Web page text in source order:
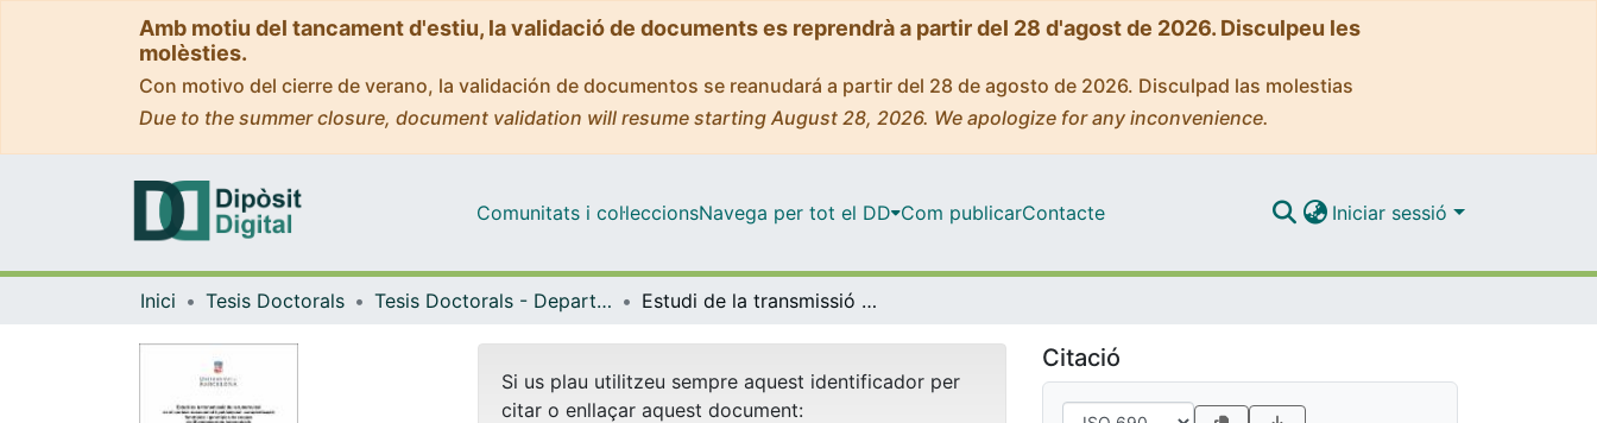
Amb motiu del tancament d'estiu, la validació de documents es reprendrà a partir del 28 d'agost de 2026. Disculpeu les
molèsties.
Con motivo del cierre de verano, la validación de documentos se reanudará a partir del 28 de agosto de 2026. Disculpad las molestias
Due to the summer closure, document validation will resume starting August 28, 2026. We apologize for any inconvenience.
Comunitats i col·leccionsNavega per tot el DD Com publicarContacte Iniciar sessió
Inici Tesis Doctorals Tesis Doctorals - Departament - Microbiologia i Parasitologia Sanitàries Estudi de la transmissió de la tuberculosi en el context nosocomial i poblacional: caracterització fenotípica i genotípica de soques de Mycobacterium tuberculosis
Si us plau utilitzeu sempre aquest identificador per
citar o enllaçar aquest document:
Citació